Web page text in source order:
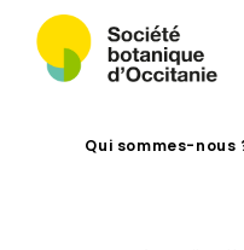
Qui sommes-nous